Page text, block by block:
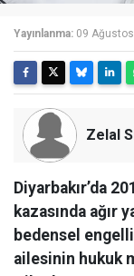
Yayınlanma: 09
Zelal
Diyarbakır’da
kazasında ağır
bedensel
ailesinin hukuk